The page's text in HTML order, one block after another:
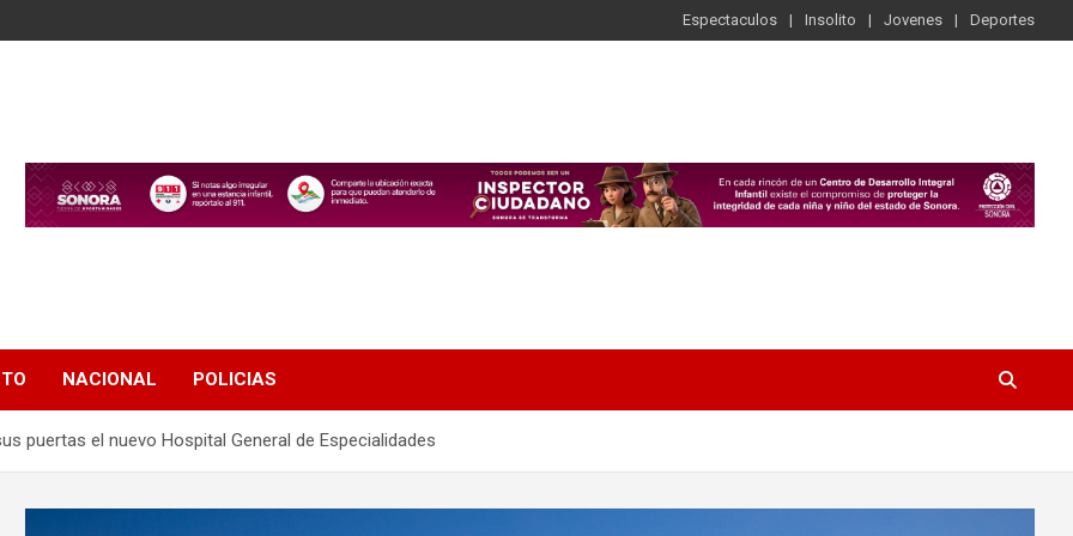
Espectaculos Insolito Jovenes Deportes
NACIONAL POLICIAS
puertas el nuevo Hospital General de Especialidades